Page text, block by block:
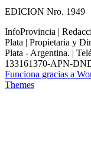
EDICION Nro. 1949
InfoProvincia |
Plata | Propietaria y
Plata - Argentina. |
133161370-APN-
Funciona gracias a
Themes